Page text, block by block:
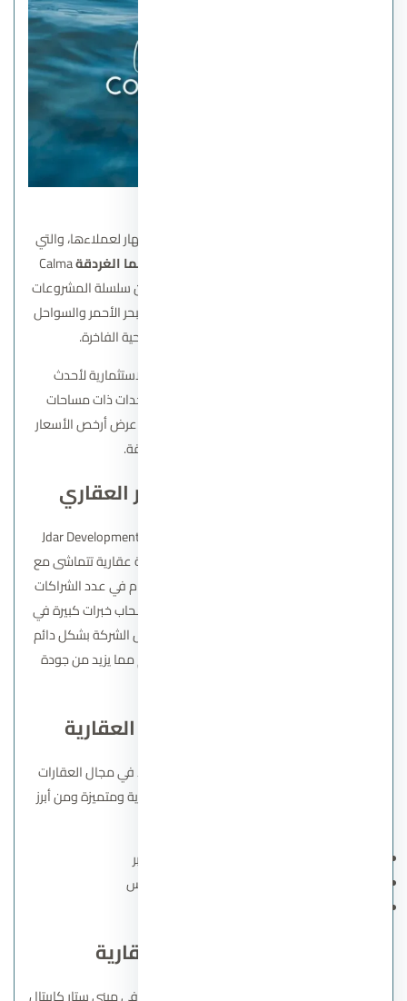
تواصل شركة جدار العقارية مسيرة النجاح والإبهار لعملاءها، والتي
قرية كالما الغردقةCalma
Hurghada Resort، والذي تم الإعلان عنه ضمن سلسلة المشروعات
الساحلية التي تنوي الشركة في طرحها بمدن البحر الأحمر والسواحل
المصرية، وفق طابع المنتجعات السياحية الفاخرة.
استهدف المطور كافة الفئات الشرائية والاستثمارية لأحدث
مشروعاته السكنية، لاسيما طرحه المميز لوحدات ذات مساحات
محدودة ومتوسطة، وبالتالي يستتبع هذا الأمر عرض أرخص الأسعار
بالمقارنة مع منتجعات الغردقة.
شركاء شركة جدار للتطوير العقاري
منذ دخولها السوق العقاري وضعت شركة Jdar Developments
هدف التعاون مع أفضل الكيانات لتقديم خدمة عقارية تتماشى مع
اسمها وتطلعات عملائها وقد ظهر هذا الالتزام في عدد الشراكات
الواسعة التي أقامتها الشركة مع كفاءات وأصحاب خبرات كبيرة في
مجالات البناء والتشييد بالإضافة إلى ذلك تواصل الشركة بشكل دائم
مع عملائها للاستماع إلى آرائهم واحتياجاتهم مما يزيد من جودة
سابقة أعمال شركة جدار العقارية
تمتلك شركة جدار للمقاولات فريقا من الخبراء في مجال العقارات
مما ساهم في قدرتها على تقديم مشاريع قوية ومتميزة ومن أبرز
مونو فيل في التجمع الخامس
عنوان شركة جدار العقارية
يقع المقر الرئيسي لشركة جدار للتطوير العقاري في مبنى ستار كابيتال